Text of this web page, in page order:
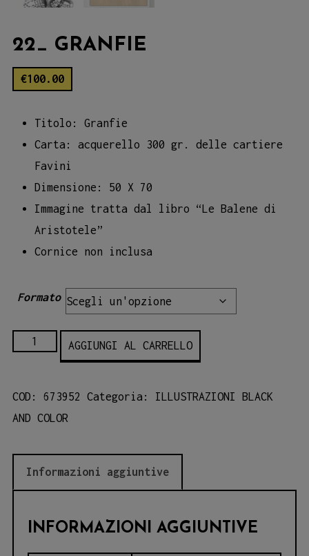
22_ GRANFIE
€100.00
Titolo: Granfie
Carta: acquerello 300 gr. delle cartiere
Favini
Dimensione: 50 X 70
Immagine tratta dal libro “Le Balene di
Aristotele”
Cornice non inclusa
Formato
AGGIUNGI AL CARRELLO
COD: 673952 Categoria: ILLUSTRAZIONI BLACK
AND COLOR
Informazioni aggiuntive
INFORMAZIONI AGGIUNTIVE